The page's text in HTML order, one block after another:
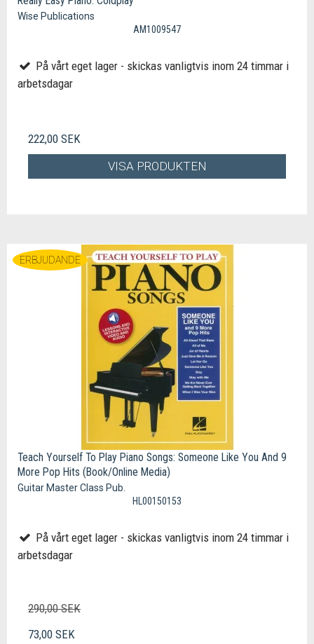
Wise Publications
AM1009547
På vårt eget lager - skickas vanligtvis inom 24 timmar i
arbetsdagar
222,00 SEK
VISA PRODUKTEN
ERBJUDANDE
Teach Yourself To Play Piano Songs: Someone Like You And 9
More Pop Hits (Book/Online Media)
Guitar Master Class Pub.
HL00150153
På vårt eget lager - skickas vanligtvis inom 24 timmar i
arbetsdagar
290,00 SEK
73,00 SEK